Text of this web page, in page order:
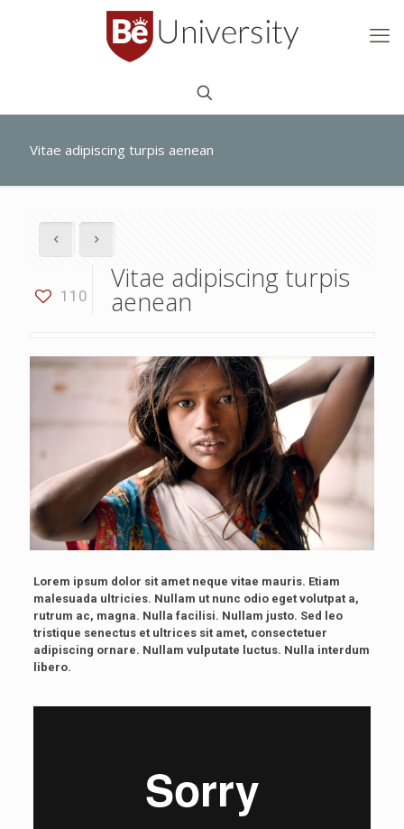
Vitae adipiscing turpis aenean
110
Vitae adipiscing turpis
aenean
Lorem ipsum dolor sit amet neque vitae mauris. Etiam
malesuada ultricies. Nullam ut nunc odio eget volutpat a,
rutrum ac, magna. Nulla facilisi. Nullam justo. Sed leo
tristique senectus et ultrices sit amet, consectetuer
adipiscing ornare. Nullam vulputate luctus. Nulla interdum
libero.